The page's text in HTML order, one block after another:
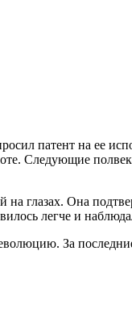
патент на ее
Следующие
глазах. Она
легче и
За